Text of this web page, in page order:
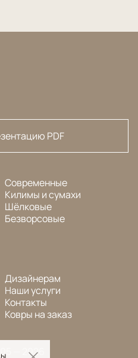
PDF
Современные
Килимы и сумахи
Шёлковые
Безворсовые
Дизайнерам
Наши услуги
Контакты
Ковры на заказ
— 2026